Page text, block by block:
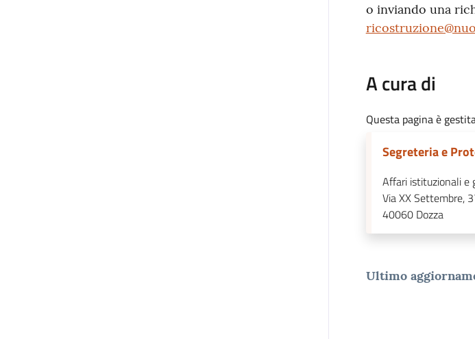
o inviando una
A cura di
Questa pagina è
Segreteria e
Affari istituzionali e
Via XX Settembre,
40060 Dozza
Ultimo